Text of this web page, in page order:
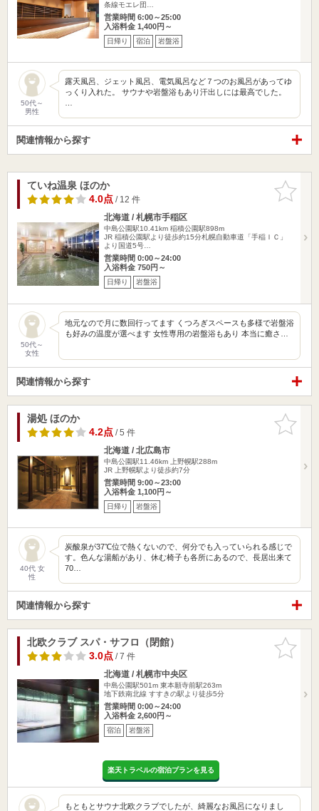
条線モエレ団…
営業時間 6:00～25:00
入浴料金 1,400円～
日帰り 宿泊 岩盤浴
50代～
男性
露天風呂、ジェット風呂、電気風呂など７つのお風呂があってゆ
っくり入れた。 サウナや岩盤浴もあり汗出しには最高でした。
関連情報から探す
お気に入
りに追加
ていね温泉 ほのか
4.0点/ 12 件
北海道 / 札幌市手稲区
中島公園駅10.41km 稲積公園駅898m
JR 稲積公園駅より徒歩約15分札幌自動車道「手稲ＩＣ」
より国道5号…
営業時間 0:00～24:00
入浴料金 750円～
日帰り 岩盤浴
50代～
女性
地元なので月に数回行ってます くつろぎスペースも多様で岩盤浴
も好みの温度が選べます 女性専用の岩盤浴もあり 本当に癒さ…
関連情報から探す
お気に入
りに追加
湯処 ほのか
4.2点/ 5 件
北海道 / 北広島市
中島公園駅11.46km
上野幌駅288m
JR 上野幌駅より徒歩約7分
営業時間 9:00～23:00
入浴料金 1,100円～
日帰り 岩盤浴
40代 女
性
炭酸泉が37℃位で熱くないので、何分でも入っていられる感じで
す。色んな湯船があり、休む椅子も各所にあるので、長居出来て
70…
関連情報から探す
お気に入
りに追加
北欧クラブ スパ・サフロ（閉館）
3.0点/ 7 件
北海道 / 札幌市中央区
中島公園駅501m 東本願寺前駅263m
地下鉄南北線 すすきの駅より徒歩5分
営業時間 0:00～24:00
入浴料金 2,600円～
宿泊 岩盤浴
楽天トラベルの宿泊プランを見る
もともとサウナ北欧クラブでしたが、綺麗なお風呂になりまし